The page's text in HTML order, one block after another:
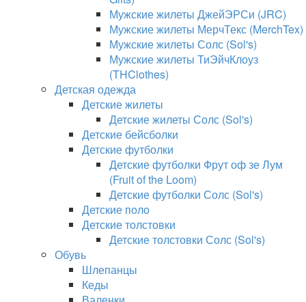
Мужские жилеты ДжейЭРСи (JRC)
Мужские жилеты МерчТекс (MerchTex)
Мужские жилеты Солс (Sol's)
Мужские жилеты ТиЭйчКлоуз
(THClothes)
Детская одежда
Детские жилеты
Детские жилеты Солс (Sol's)
Детские бейсболки
Детские футболки
Детские футболки Фрут оф зе Лум
(Fruit of the Loom)
Детские футболки Солс (Sol's)
Детские поло
Детские толстовки
Детские толстовки Солс (Sol's)
Обувь
Шлепанцы
Кеды